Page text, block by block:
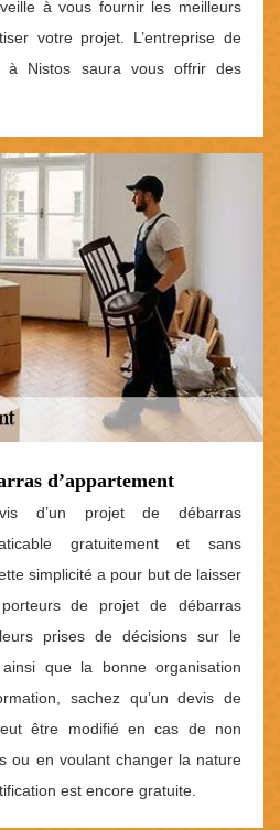
à vous fournir les meilleurs
votre projet. L’entreprise de
à Nistos saura vous offrir des
d’appartement
d’un projet de débarras
gratuitement et sans
simplicité a pour but de laisser
de projet de débarras
prises de décisions sur le
que la bonne organisation
sachez qu’un devis de
être modifié en cas de non
ou en voulant changer la nature
est encore gratuite.